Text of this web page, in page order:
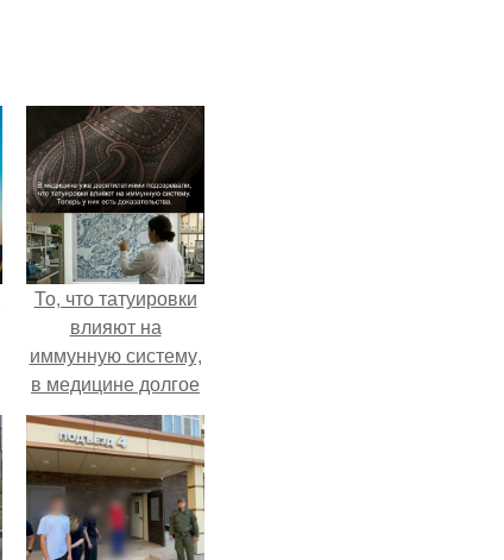
То, что татуировки
влияют на
иммунную систему,
в медицине долгое
время
рассматривалось
лишь как гипотеза.